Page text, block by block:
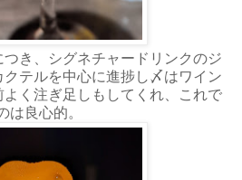
き、シグネチャードリンクのジ
テルを中心に進捗し〆はワイン
く注ぎ足しもしてくれ、これで
は良心的。